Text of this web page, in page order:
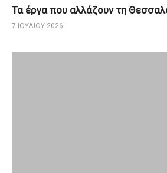
Τα έργα που αλλάζουν τη
7 ΙΟΥΛΊΟΥ 2026